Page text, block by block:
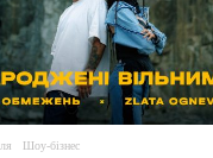
Шоу-бізнес